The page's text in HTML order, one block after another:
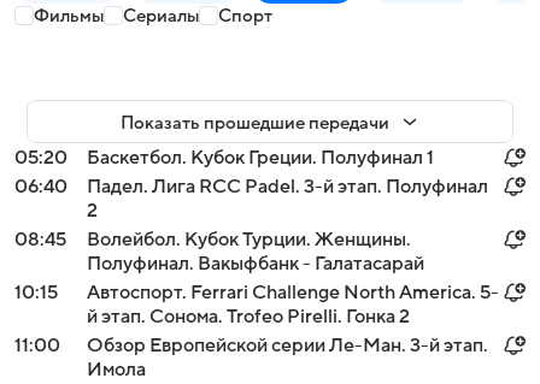
Фильмы Сериалы Спорт
Показать прошедшие передачи
05:20
Баскетбол. Кубок Греции. Полуфинал 1
06:40
Падел. Лига RCC Padel. 3-й этап. Полуфинал
2
08:45
Волейбол. Кубок Турции. Женщины.
Полуфинал. Вакыфбанк - Галатасарай
10:15
Автоспорт. Ferrari Challenge North America. 5-
й этап. Сонома. Trofeo Pirelli. Гонка 2
11:00
Обзор Европейской серии Ле-Ман. 3-й этап.
Имола